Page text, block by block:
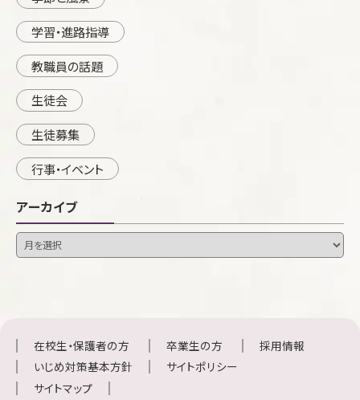
学習・進路指導
教職員の話題
生徒会
生徒募集
行事・イベント
アーカイブ
在校生・保護者の方 卒業生の方
採用情報
いじめ対策基本方針
サイトポリシー
サイトマップ